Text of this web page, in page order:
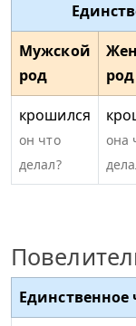
Мужской
род
род
крошился
он что
делал?
она
Единственное